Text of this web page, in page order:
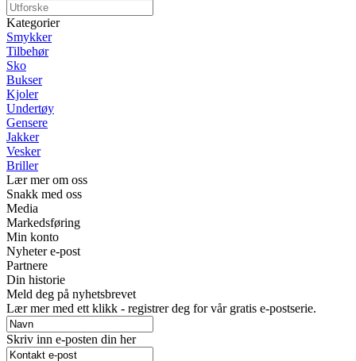
Kategorier
Smykker
Tilbehør
Sko
Bukser
Kjoler
Undertøy
Gensere
Jakker
Vesker
Briller
Lær mer om oss
Snakk med oss
Media
Markedsføring
Min konto
Nyheter e-post
Partnere
Din historie
Meld deg på nyhetsbrevet
Lær mer med ett klikk - registrer deg for vår gratis e-postserie.
Skriv inn e-posten din her